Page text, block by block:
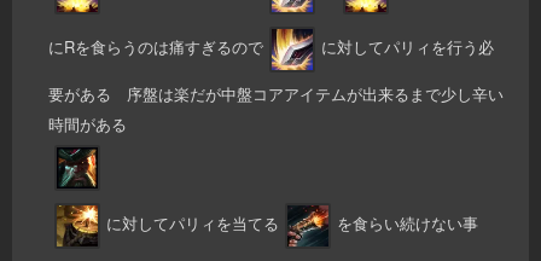
にRを食らうのは痛すぎるので に対してパリィを行う必
要がある 序盤は楽だが中盤コアアイテムが出来るまで少し辛い
時間がある
に対してパリィを当てる を食らい続けない事